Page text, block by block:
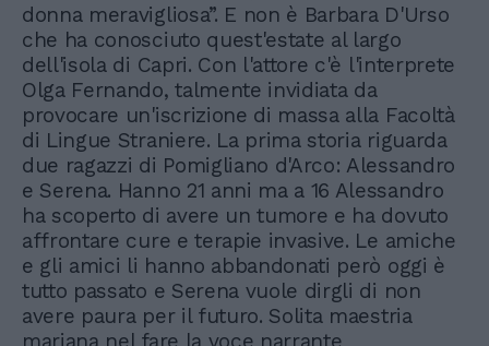
donna meravigliosa”. E non è Barbara D'Urso
che ha conosciuto quest'estate al largo
dell'isola di Capri. Con l'attore c'è l'interprete
Olga Fernando, talmente invidiata da
provocare un'iscrizione di massa alla Facoltà
di Lingue Straniere. La prima storia riguarda
due ragazzi di Pomigliano d'Arco: Alessandro
e Serena. Hanno 21 anni ma a 16 Alessandro
ha scoperto di avere un tumore e ha dovuto
affrontare cure e terapie invasive. Le amiche
e gli amici li hanno abbandonati però oggi è
tutto passato e Serena vuole dirgli di non
avere paura per il futuro. Solita maestria
mariana nel fare la voce narrante